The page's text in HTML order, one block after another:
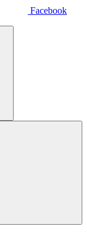
Facebook